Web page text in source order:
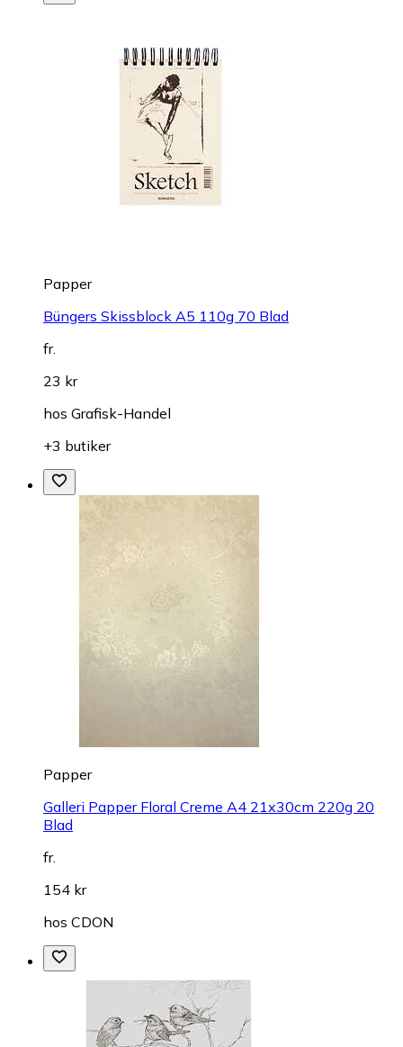
Papper
Büngers Skissblock A5 110g 70 Blad
fr.
23 kr
hos Grafisk-Handel
+3 butiker
Papper
Galleri Papper Floral Creme A4 21x30cm 220g 20
Blad
fr.
154 kr
hos CDON